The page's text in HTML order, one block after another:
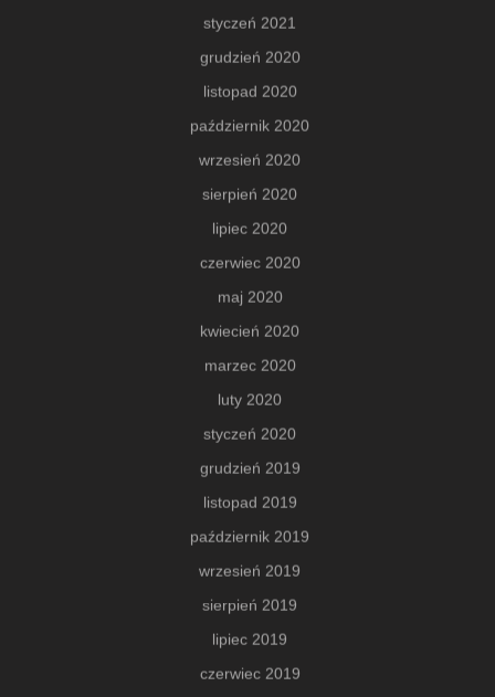
styczeń 2021
grudzień 2020
listopad 2020
październik 2020
wrzesień 2020
sierpień 2020
lipiec 2020
czerwiec 2020
maj 2020
kwiecień 2020
marzec 2020
luty 2020
styczeń 2020
grudzień 2019
listopad 2019
październik 2019
wrzesień 2019
sierpień 2019
lipiec 2019
czerwiec 2019